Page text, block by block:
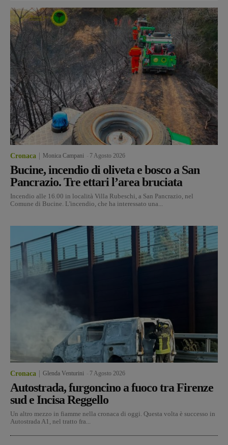
Cronaca Monica Campani 7 Agosto 2026
Bucine, incendio di oliveta e bosco a San
Pancrazio. Tre ettari l’area bruciata
Incendio alle 16.00 in località Villa Rubeschi, a San Pancrazio, nel
Comune di Bucine. L'incendio, che ha interessato una...
Cronaca Glenda Venturini 7 Agosto 2026
Autostrada, furgoncino a fuoco tra Firenze
sud e Incisa Reggello
Un altro mezzo in fiamme nella cronaca di oggi. Questa volta è successo in
Autostrada A1, nel tratto fra...